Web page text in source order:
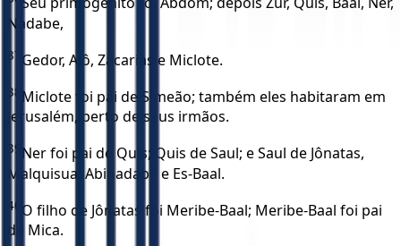
Nadabe,
37 Gedor, Aiô, Zacarias e Miclote.
38 Miclote foi pai de Simeão; também eles habitaram em
Jerusalém, perto de seus irmãos.
39 Ner foi pai de Quis; Quis de Saul; e Saul de Jônatas,
Malquisua, Abinadabe e Es-Baal.
40 O filho de Jônatas foi Meribe-Baal; Meribe-Baal foi pai
de Mica.